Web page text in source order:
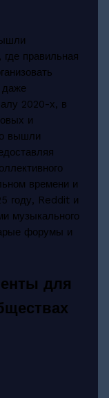
где правильная
даже
2020-х, в
и
вышли
времени и
году, Reddit и
музыкального
форумы и
для